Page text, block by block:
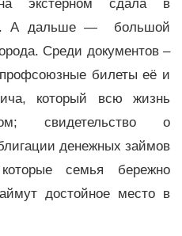
экстерном сдала в
А дальше — большой
Среди документов –
билеты её и
который всю жизнь
свидетельство о
денежных займов
семья бережно
достойное место в